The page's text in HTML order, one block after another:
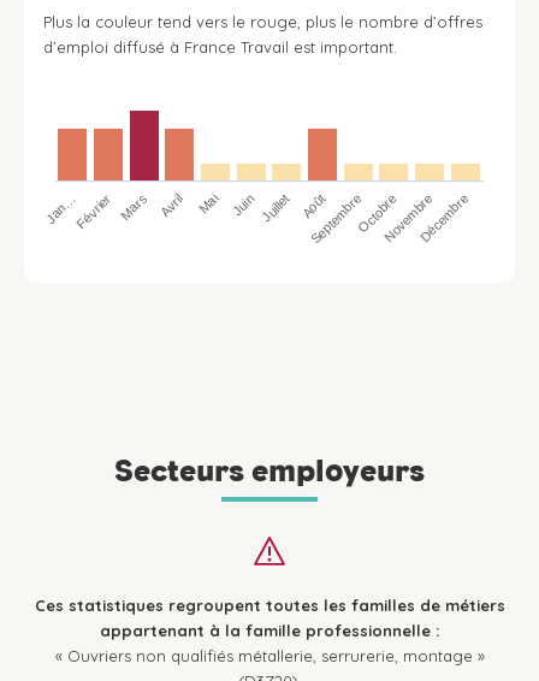
Plus la couleur tend vers le rouge, plus le nombre d’offres
d’emploi diffusé à France Travail est important.
Jan…Février Mars Avril Mai Juin Juillet Août
SeptembreOctobreNovembreDécembre
Secteurs employeurs
Ces statistiques regroupent toutes les familles de métiers
appartenant à la famille professionnelle :
« Ouvriers non qualifiés métallerie, serrurerie, montage »